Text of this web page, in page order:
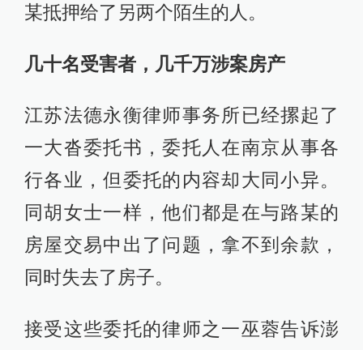
某抵押给了另两个陌生的人。
几十名受害者，几千万涉案房产
江苏法德永衡律师事务所已经摞起了
一大沓委托书，委托人在南京从事各
行各业，但委托的内容却大同小异。
同胡女士一样，他们都是在与路某的
房屋交易中出了问题，拿不到余款，
同时失去了房子。
接受这些委托的律师之一巫蓉告诉澎